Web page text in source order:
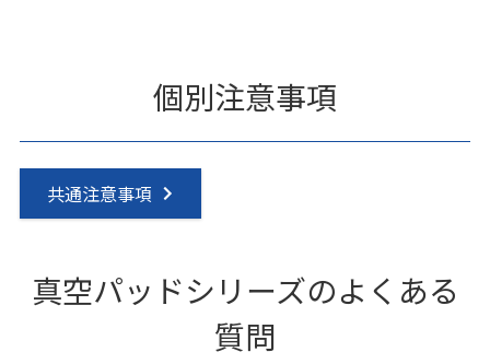
個別注意事項
共通注意事項
真空パッドシリーズのよくある
質問